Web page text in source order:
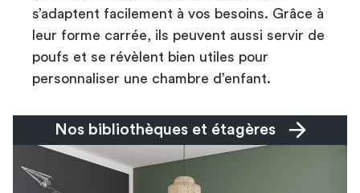
s’adaptent facilement à vos besoins. Grâce à
leur forme carrée, ils peuvent aussi servir de
poufs et se révèlent bien utiles pour
personnaliser une chambre d’enfant.
Nos bibliothèques et étagères